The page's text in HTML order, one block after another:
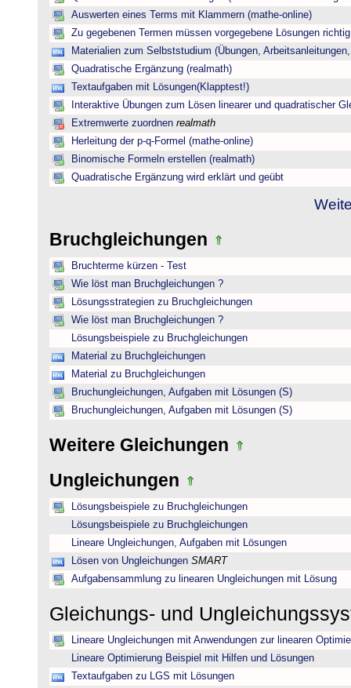
Auswerten eines Terms mit Klammern (mathe-online)
Zu gegebenen Termen müssen vorgegebene Lösungen
Materialien zum Selbststudium (Übungen,
Quadratische Ergänzung (realmath)
Textaufgaben mit Lösungen(Klapptest!)
Interaktive Übungen zum Lösen linearer und quadratischer
Extremwerte zuordnen realmath
Herleitung der p-q-Formel (mathe-online)
Binomische Formeln erstellen (realmath)
Quadratische Ergänzung wird erklärt und geübt
Bruchgleichungen
Bruchterme kürzen - Test
Wie löst man Bruchgleichungen ?
Lösungsstrategien zu Bruchgleichungen
Wie löst man Bruchgleichungen ?
Lösungsbeispiele zu Bruchgleichungen
Material zu Bruchgleichungen
Material zu Bruchgleichungen
Bruchungleichungen, Aufgaben mit Lösungen (S)
Bruchungleichungen, Aufgaben mit Lösungen (S)
Weitere Gleichungen
Ungleichungen
Lösungsbeispiele zu Bruchgleichungen
Lösungsbeispiele zu Bruchgleichungen
Lineare Ungleichungen, Aufgaben mit Lösungen
Lösen von Ungleichungen SMART
Aufgabensammlung zu linearen Ungleichungen mit Lösung
Gleichungs- und
Lineare Ungleichungen mit Anwendungen zur linearen
Lineare Optimierung Beispiel mit Hilfen und Lösungen
Textaufgaben zu LGS mit Lösungen